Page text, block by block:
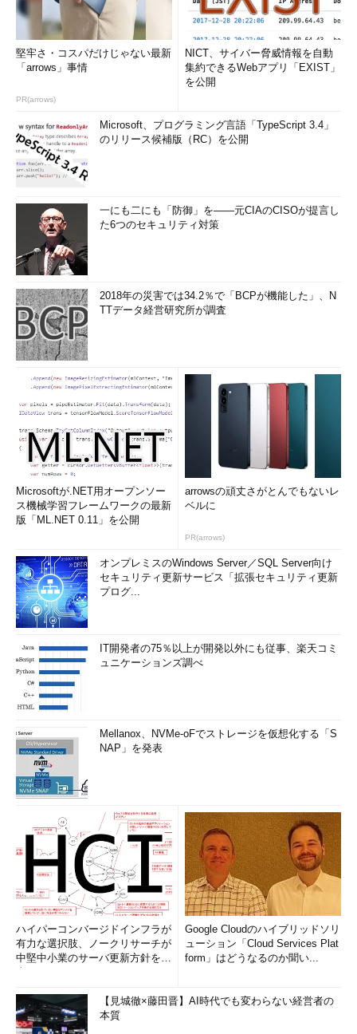
堅牢さ・コスパだけじゃない最新
「arrows」事情
PR(arrows)
NICT、サイバー脅威情報を自動
集約できるWebアプリ「EXIST」
を公開
Microsoft、プログラミング言語「TypeScript 3.4」
のリリース候補版（RC）を公開
一にも二にも「防御」を――元CIAのCISOが提言し
た6つのセキュリティ対策
2018年の災害では34.2％で「BCPが機能した」、N
TTデータ経営研究所が調査
Microsoftが.NET用オープンソー
ス機械学習フレームワークの最新
版「ML.NET 0.11」を公開
arrowsの頑丈さがとんでもないレ
ベルに
PR(arrows)
オンプレミスのWindows Server／SQL Server向け
セキュリティ更新サービス「拡張セキュリティ更新
プログ...
IT開発者の75％以上が開発以外にも従事、楽天コミ
ュニケーションズ調べ
Mellanox、NVMe-oFでストレージを仮想化する「S
NAP」を発表
ハイパーコンバージドインフラが
有力な選択肢、ノークリサーチが
中堅中小業のサーバ更新方針を調
Google Cloudのハイブリッドソリ
ューション「Cloud Services Plat
form」はどうなるのか聞い...
【見城徹×藤田晋】AI時代でも変わらない経営者の
本質